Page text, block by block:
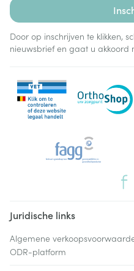
Door op inschrijven te klikken,
nieuwsbrief en gaat u akkoord
Juridische links
Algemene
ODR-platform